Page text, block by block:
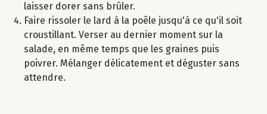
laisser dorer sans brûler.
Faire rissoler le lard à la poêle jusqu'à ce qu'il soit
croustillant. Verser au dernier moment sur la
salade, en même temps que les graines puis
poivrer. Mélanger délicatement et déguster sans
attendre.